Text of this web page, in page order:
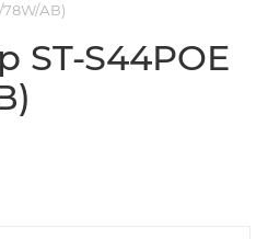
78W/АВ)
ST-S44POE